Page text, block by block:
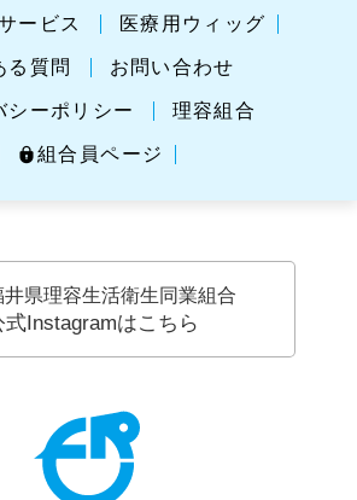
ービス 医療用ウィッグ
る質問 お問い合わせ
シーポリシー 理容組合
組合員ページ
井県理容生活衛生同業組合
式Instagramはこちら